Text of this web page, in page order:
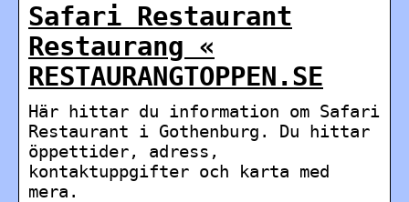
Safari Restaurant
Restaurang «
RESTAURANGTOPPEN.SE
Här hittar du information om Safari
Restaurant i Gothenburg. Du hittar
öppettider, adress,
kontaktuppgifter och karta med
mera.